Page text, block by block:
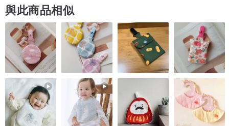
與此商品相似